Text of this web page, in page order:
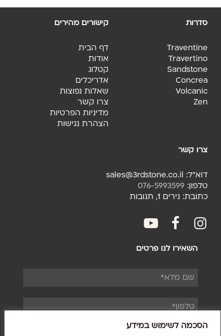
הסכמה לשימוש במידע
המוצר
המוצר
קישורים מהירים
דף הבית
אודות
קטלוג
אדריכלים
שאלות נפוצות
צרו קשר
מדיניות הפרטיות
הצהרת נגישות
סדרות
Traventine
Travertino
Sandstone
Concrea
Volcanic
Zen
צרו קשר
דוא"ל: sales@3rdstone.co.il
טלפון: 076-5993599
כתובת: נירים 1, תנובות
youtubefacebook
השאירו לנו פרטים